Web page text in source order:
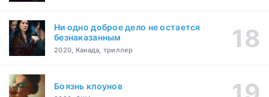
Ни одно доброе дело не остается
безнаказанным
2020, Канада, триллер
Боязнь клоунов